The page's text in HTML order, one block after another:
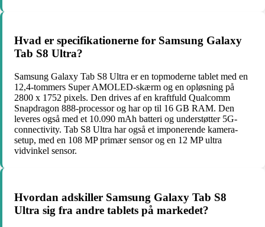
Hvad er specifikationerne for Samsung Galaxy
Tab S8 Ultra?
Samsung Galaxy Tab S8 Ultra er en topmoderne tablet med en
12,4-tommers Super AMOLED-skærm og en opløsning på
2800 x 1752 pixels. Den drives af en kraftfuld Qualcomm
Snapdragon 888-processor og har op til 16 GB RAM. Den
leveres også med et 10.090 mAh batteri og understøtter 5G-
connectivity. Tab S8 Ultra har også et imponerende kamera-
setup, med en 108 MP primær sensor og en 12 MP ultra
vidvinkel sensor.
Hvordan adskiller Samsung Galaxy Tab S8
Ultra sig fra andre tablets på markedet?